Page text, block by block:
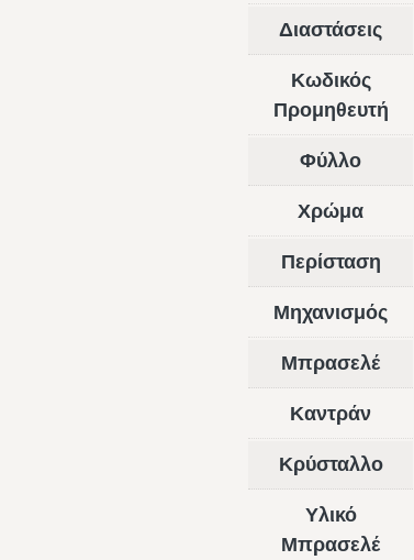
Διαστάσεις
Κωδικός
Προμηθευτή
Φύλλο
Χρώμα
Περίσταση
Μηχανισμός
Μπρασελέ
Καντράν
Κρύσταλλο
Υλικό
Μπρασελέ